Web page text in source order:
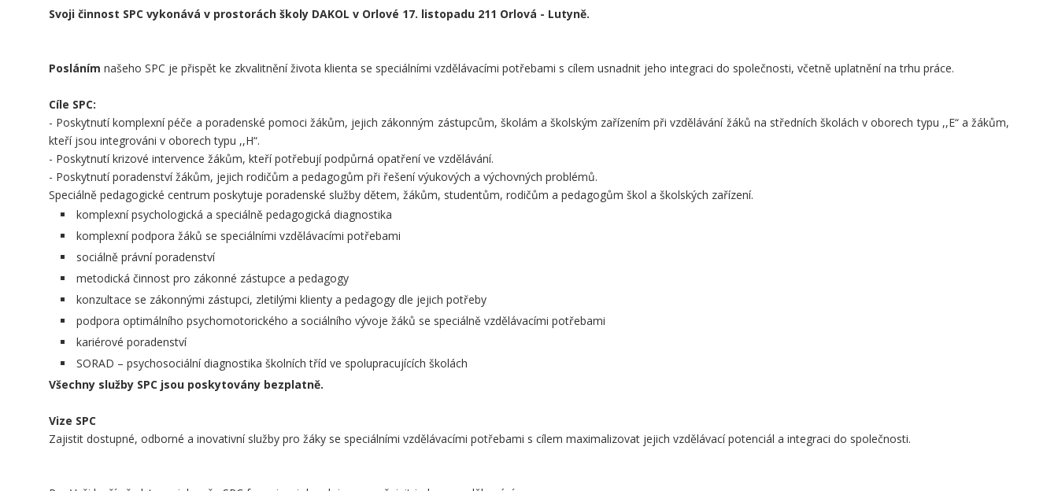
Svoji činnost SPC vykonává v prostorách školy DAKOL v Orlové 17. listopadu 211 Orlová - Lutyně.
Posláním našeho SPC je přispět ke zkvalitnění života klienta se speciálními vzdělávacími potřebami s cílem usnadnit jeho integraci do společnosti, včetně uplatnění na trhu práce.
Cíle SPC:
- Poskytnutí komplexní péče a poradenské pomoci žákům, jejich zákonným zástupcům, školám a školským zařízením při vzdělávání žáků na středních školách v oborech typu ,,E“ a žákům,
kteří jsou integrováni v oborech typu ,,H“.
- Poskytnutí krizové intervence žákům, kteří potřebují podpůrná opatření ve vzdělávání.
- Poskytnutí poradenství žákům, jejich rodičům a pedagogům při řešení výukových a výchovných problémů.
Speciálně pedagogické centrum poskytuje poradenské služby dětem, žákům, studentům, rodičům a pedagogům škol a školských zařízení.
komplexní psychologická a speciálně pedagogická diagnostika
komplexní podpora žáků se speciálními vzdělávacími potřebami
sociálně právní poradenství
metodická činnost pro zákonné zástupce a pedagogy
konzultace se zákonnými zástupci, zletilými klienty a pedagogy dle jejich potřeby
podpora optimálního psychomotorického a sociálního vývoje žáků se speciálně vzdělávacími potřebami
kariérové poradenství
SORAD – psychosociální diagnostika školních tříd ve spolupracujících školách
Všechny služby SPC jsou poskytovány bezplatně.
Vize SPC
Zajistit dostupné, odborné a inovativní služby pro žáky se speciálními vzdělávacími potřebami s cílem maximalizovat jejich vzdělávací potenciál a integraci do společnosti.